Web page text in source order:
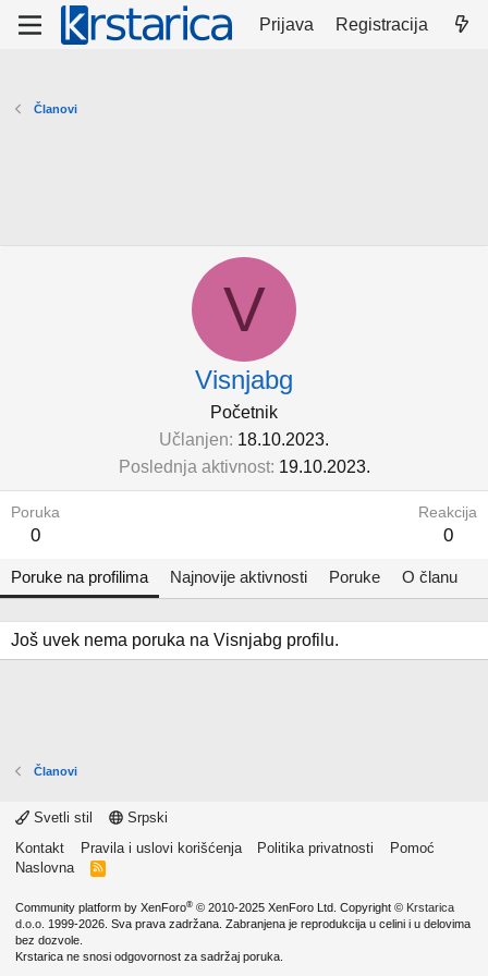
Prijava Registracija
Članovi
V
Visnjabg
Početnik
Učlanjen 18.10.2023.
Poslednja aktivnost 19.10.2023.
Poruka
0
Reakcija
0
Poruke na profilima Najnovije aktivnosti Poruke O članu
Još uvek nema poruka na Visnjabg profilu.
Članovi
Svetli stil
Srpski
Kontakt
Pravila i uslovi korišćenja Politika privatnosti
Pomoć
Naslovna
R
Community platform by XenForo® © 2010-2025 XenForo Ltd. Copyright © Krstarica
d.o.o. 1999-2026. Sva prava zadržana. Zabranjena je reprodukcija u celini i u delovima
bez dozvole.
Krstarica ne snosi odgovornost za sadržaj poruka.